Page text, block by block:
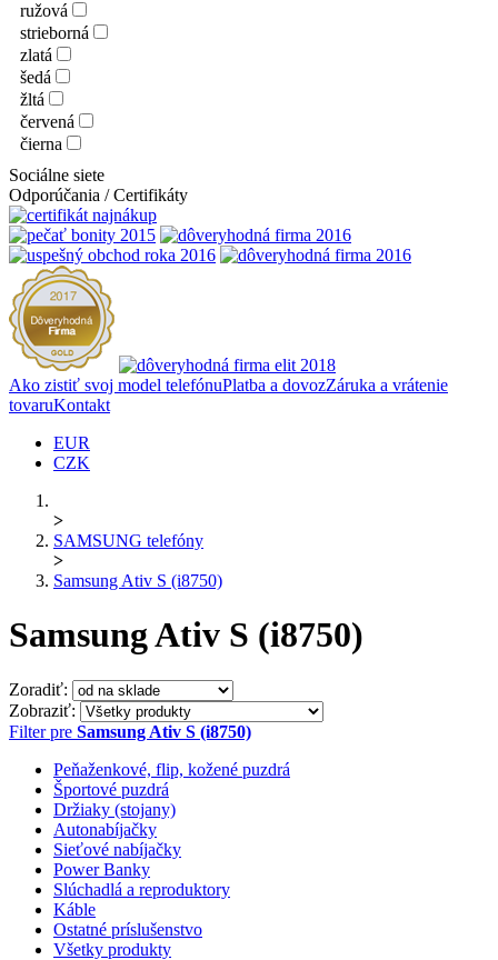
ružová
strieborná
zlatá
šedá
žltá
červená
čierna
Sociálne siete
Odporúčania / Certifikáty
Ako zistiť svoj model telefónuPlatba a dovozZáruka a vrátenie
tovaruKontakt
EUR
CZK
>
SAMSUNG telefóny
>
Samsung Ativ S (i8750)
Samsung Ativ S (i8750)
Zoradiť:
Zobraziť:
Filter pre Samsung Ativ S (i8750)
Peňaženkové, flip, kožené puzdrá
Športové puzdrá
Držiaky (stojany)
Autonabíjačky
Sieťové nabíjačky
Power Banky
Slúchadlá a reproduktory
Káble
Ostatné príslušenstvo
Všetky produkty